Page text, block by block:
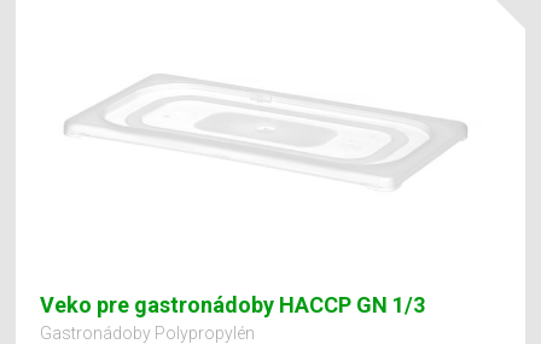
Veko pre gastronádoby HACCP GN 1/3
Gastronádoby Polypropylén